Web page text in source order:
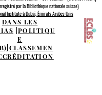
par la Bibliothèque nationale suisse)
Institute à Dubaï, Émirats Arabes Unis
DANS LES
POLITIQU
E
CLASSEMEN